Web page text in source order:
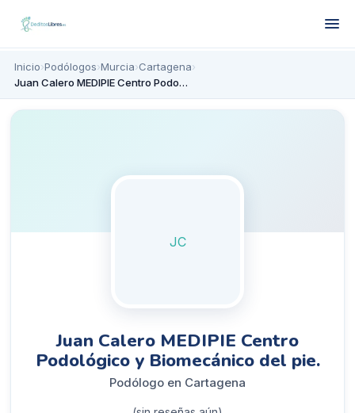
Inicio›Podólogos›Murcia›Cartagena›
Juan Calero MEDIPIE Centro Podológico y Biomecánico del pie.
JC
Juan Calero MEDIPIE Centro
Podológico y Biomecánico del pie.
Podólogo en Cartagena